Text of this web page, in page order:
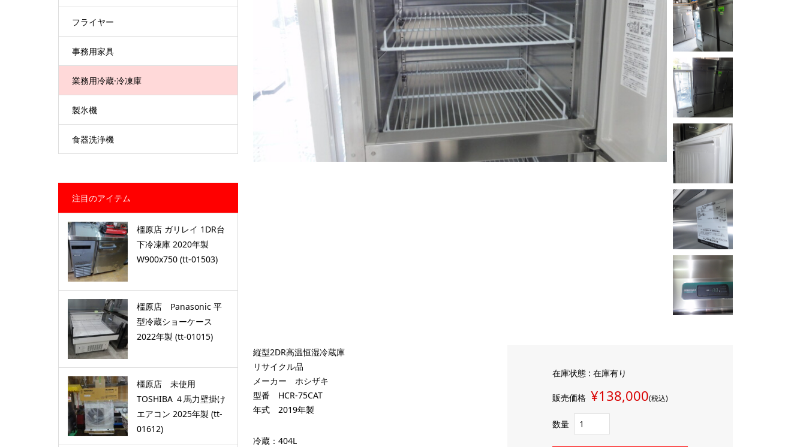
縦型2DR高温恒湿冷蔵庫
リサイクル品
メーカー ホシザキ
型番 HCR-75CAT
年式 2019年製
冷蔵：404L
在庫状態 : 在庫有り
販売価格 ¥138,000(税込)
数量
フライヤー
事務用家具
業務用冷蔵·冷凍庫
製氷機
食器洗浄機
注目のアイテム
橿原店 ガリレイ 1DR台
下冷凍庫 2020年製
W900x750 (tt-01503)
橿原店 Panasonic 平
型冷蔵ショーケース
2022年製 (tt-01015)
橿原店 未使用
TOSHIBA ４馬力壁掛け
エアコン 2025年製 (tt-
01612)